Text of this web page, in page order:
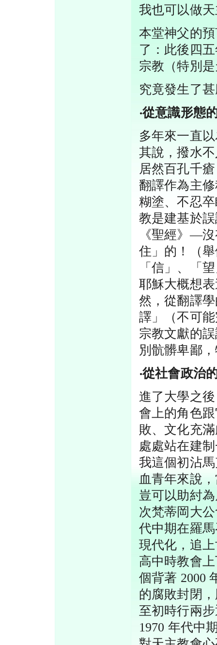
我也可以做
本堂神父的
了：此後四
宗教（特別
究竟發生了
‧從意識形態
多年來一直
其說，撥水
居然百孔千
翻譯作為主
糊塗、不忍
教是建基於
《聖經》—
住」的！（
「信」、「
耶穌大概想
然，從翻譯
譯」（不可
宗教文獻的
別骯髒卑鄙
‧從社會政治
進了大學之
會上的角色
敗、文化充
處處站在建
我這個初沾
血青年來說
豈可以助紂
次梵蒂岡大
代中期在羅
現代化，追
高中時教會
個背著 2000
的腐敗封閉
至初時行兩
1970 年代中